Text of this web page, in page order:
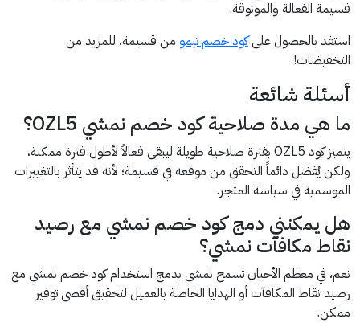
قسيمة الفعالة والموثوقة.
استفد بالحصول علىكود خصم تيمو من قسيمة، للمزيد من
التخفيضات!
أسئلة شائعة
ما هي مدة صلاحية كود خصم نمشي OZL5؟
يتميز كود OZL5 بفترة صلاحية طويلة ليبقى فعالاً لأطول فترة ممكنة،
ولكن يُفضل دائماً التحقق من موقعه في قسيمة؛ لأنه قد يتأثر بالتغييرات
الموسمية في سياسة المتجر.
هل يمكنني دمج كود خصم نمشي مع رصيد
نقاط مكافآت نمشي؟
نعم، في معظم الأحيان تسمح نمشي بدمج استخدام كود خصم نمشي مع
رصيد نقاط المكافآت أو الهدايا الخاصة بالعميل لتحقيق أقصى توفير
ممكن.